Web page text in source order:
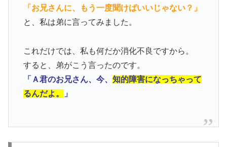
「お兄さんに、もう一度聞けばいいじゃない？」
と、私は弟に言ってみました。
これだけでは、私も何だか消化不良ですから。
すると、弟がこう言ったのです。
「Ａ君のお兄さん、今、 知的障害になっちゃって
るんだよ。
」